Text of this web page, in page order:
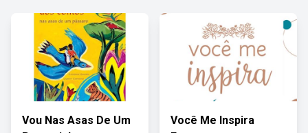
Vou Nas Asas De Um
Você Me Inspira